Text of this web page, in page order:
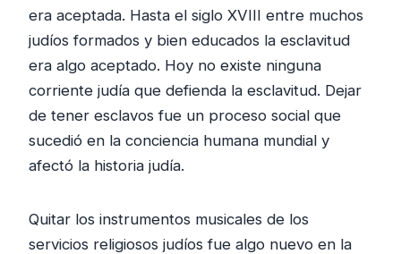
era aceptada. Hasta el siglo XVIII entre muchos
judíos formados y bien educados la esclavitud
era algo aceptado. Hoy no existe ninguna
corriente judía que defienda la esclavitud. Dejar
de tener esclavos fue un proceso social que
sucedió en la conciencia humana mundial y
afectó la historia judía.
Quitar los instrumentos musicales de los
servicios religiosos judíos fue algo nuevo en la